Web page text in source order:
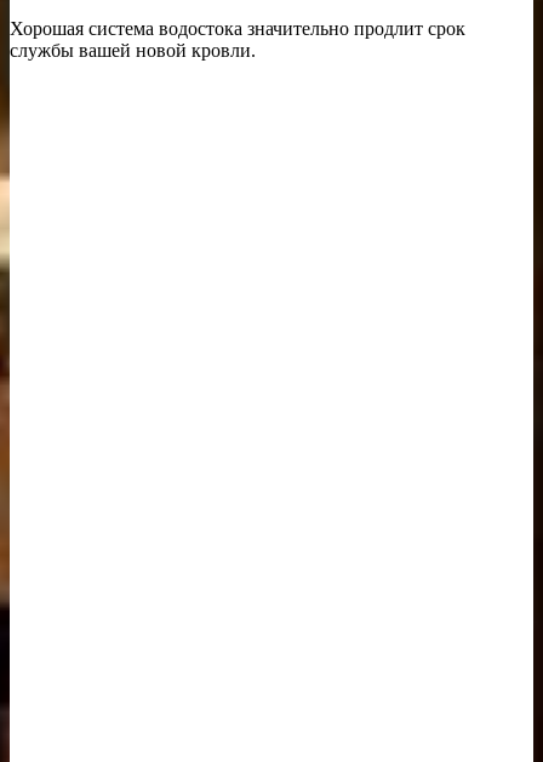
Хорошая система водостока значительно продлит срок
службы вашей новой кровли.